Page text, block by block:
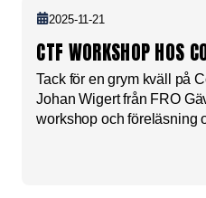
2025-11-21
CTF WORKSHOP HOS
Tack för en grym kväll på
Johan Wigert från FRO
workshop och föreläsning